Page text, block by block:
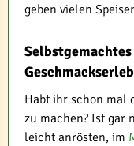
geben vielen
Habt ihr schon mal
zu machen? Ist gar
leicht anrösten, im